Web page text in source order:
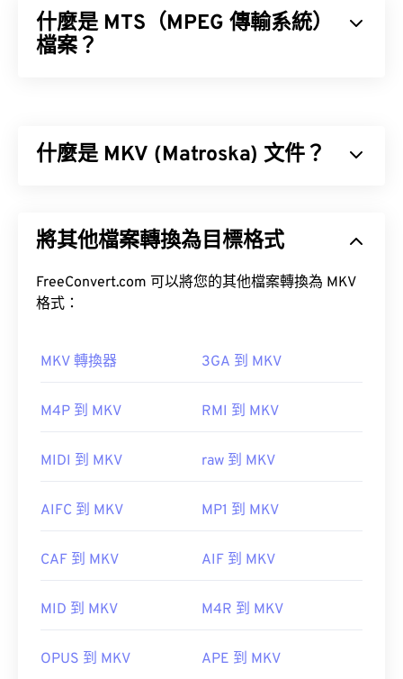
什麼是 MTS（MPEG 傳輸系統）
檔案？
其他攝影機也會創建 MTS 檔案。
如何開啟 MTS 檔案？
括行動裝置）上開啟它。
Cut Pro
VLC 媒體播放器
可。
Cnet.com
首次發布：2006
什麼是 MKV (Matroska) 文件？
案。由於它是開源的，用戶可以使用開源軟體
對其進
如何開啟 MKV 檔案？
這款媒體播放器相容於所有作業系統和平台。這一點
體播放器可能不支援它。
Ninite
Combined Community
將其他檔案轉換為目標格式
FreeConvert.com 可以將您的其他檔案轉換為 MKV
格式：
MKV 轉換器 3GA 到 MKV
M4P 到 MKV RMI 到 MKV
MIDI 到 MKV raw 到 MKV
AIFC 到 MKV MP1 到 MKV
CAF 到 MKV AIF 到 MKV
MID 到 MKV M4R 到 MKV
OPUS 到 MKV APE 到 MKV